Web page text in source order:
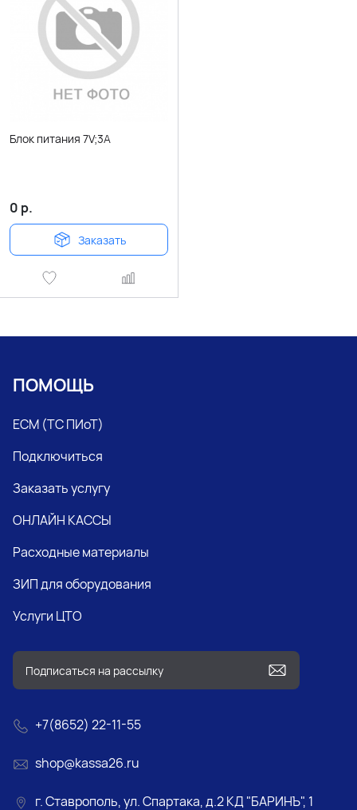
Блок питания 7V;3А
0 р.
Заказать
ПОМОЩЬ
ЕСМ (ТС ПИоТ)
Подключиться
Заказать услугу
ОНЛАЙН КАССЫ
Расходные материалы
ЗИП для оборудования
Услуги ЦТО
+7(8652) 22-11-55
shop@kassa26.ru
г. Ставрополь, ул. Спартака, д.2 КД "БАРИНЪ", 1